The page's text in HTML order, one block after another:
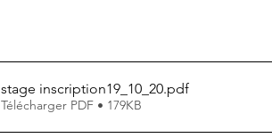
stage inscription19_10_20.pdf
Télécharger PDF • 179KB